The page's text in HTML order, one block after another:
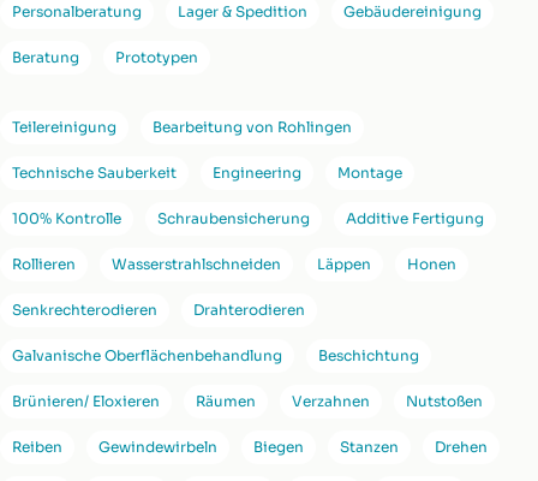
Personalberatung Lager & Spedition Gebäudereinigung
Beratung Prototypen
Teilereinigung Bearbeitung von Rohlingen
Technische Sauberkeit Engineering Montage
100% Kontrolle Schraubensicherung Additive Fertigung
Rollieren Wasserstrahlschneiden Läppen Honen
Senkrechterodieren Drahterodieren
Galvanische Oberflächenbehandlung Beschichtung
Brünieren/ Eloxieren Räumen Verzahnen Nutstoßen
Reiben Gewindewirbeln Biegen Stanzen Drehen